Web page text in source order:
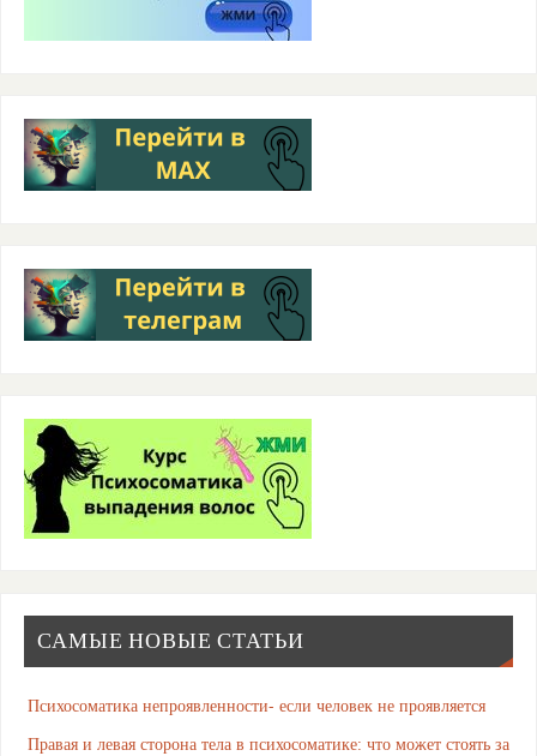
САМЫЕ НОВЫЕ СТАТЬИ
Психосоматика непроявленности- если человек не проявляется
Правая и левая сторона тела в психосоматике: что может стоять за